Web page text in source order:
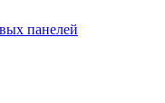
панелей